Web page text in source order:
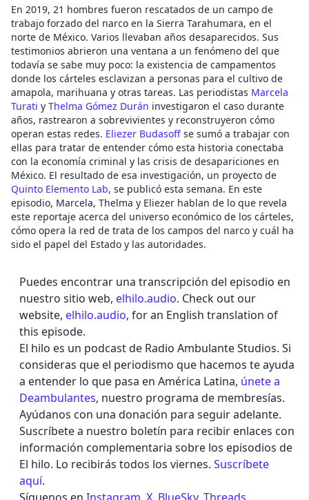
En 2019, 21 hombres fueron rescatados de un campo de
trabajo forzado del narco en la Sierra Tarahumara, en el
norte de México. Varios llevaban años desaparecidos. Sus
testimonios abrieron una ventana a un fenómeno del que
todavía se sabe muy poco: la existencia de campamentos
donde los cárteles esclavizan a personas para el cultivo de
amapola, marihuana y otras tareas. Las periodistas Marcela
Turati y Thelma Gómez Durán investigaron el caso durante
años, rastrearon a sobrevivientes y reconstruyeron cómo
operan estas redes. Eliezer Budasoff se sumó a trabajar con
ellas para tratar de entender cómo esta historia conectaba
con la economía criminal y las crisis de desapariciones en
México. El resultado de esa investigación, un proyecto de
Quinto Elemento Lab, se publicó esta semana. En este
episodio, Marcela, Thelma y Eliezer hablan de lo que revela
este reportaje acerca del universo económico de los cárteles,
cómo opera la red de trata de los campos del narco y cuál ha
sido el papel del Estado y las autoridades.
Puedes encontrar una transcripción del episodio en
nuestro sitio web, elhilo.audio. Check out our
website, elhilo.audio, for an English translation of
this episode.
El hilo es un podcast de Radio Ambulante Studios. Si
consideras que el periodismo que hacemos te ayuda
a entender lo que pasa en América Latina, únete a
Deambulantes, nuestro programa de membresías.
Ayúdanos con una donación para seguir adelante.
Suscríbete a nuestro boletín para recibir enlaces con
información complementaria sobre los episodios de
El hilo. Lo recibirás todos los viernes. Suscríbete
aquí.